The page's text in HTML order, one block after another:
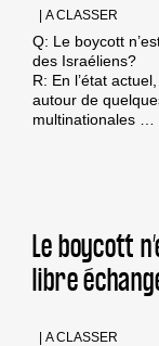
ISRAÉLIENS?
|A CLASSER
Q: Le boycott
des Israéliens?
R: En l’état
autour de
multinationales
Le boycott
libre
|A CLASSER